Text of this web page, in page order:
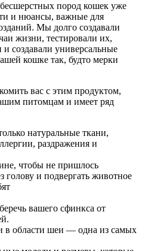
пород кошек уже
и нюансы, важные для
Мы долго создавали
жизни, тестировали их,
создавали универсальные
кошке так, будто мерки
вас с этим продуктом,
питомцам и имеет ряд
натуральные ткани,
раздражения и
чтобы не пришлось
голову и подвергать животное
вашего сфинкса от
в области шеи — одна из самых